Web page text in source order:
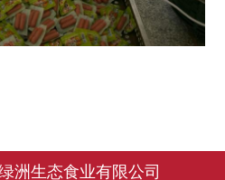
洲生态食业有限公司